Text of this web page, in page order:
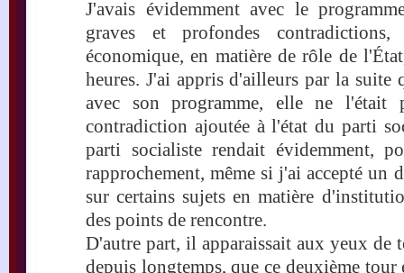
J'avais évidemment avec le
graves et profondes
économique, en matière de rôle de
heures. J'ai appris d'ailleurs par la suite
avec son programme, elle ne l'était
contradiction ajoutée à l'état du parti
parti socialiste rendait évidemment,
rapprochement, même si j'ai accepté un
sur certains sujets en matière
des points de rencontre.
D'autre part, il apparaissait aux yeux de
depuis longtemps, que ce deuxième